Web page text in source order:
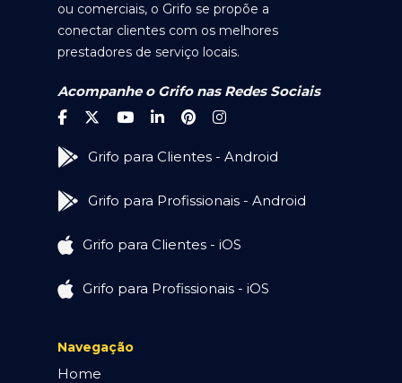
ou comerciais, o Grifo se propõe a
conectar clientes com os melhores
prestadores de serviço locais.
Acompanhe o Grifo nas Redes Sociais
Grifo para Clientes - Android
Grifo para Profissionais - Android
Grifo para Clientes - iOS
Grifo para Profissionais - iOS
Navegação
Home